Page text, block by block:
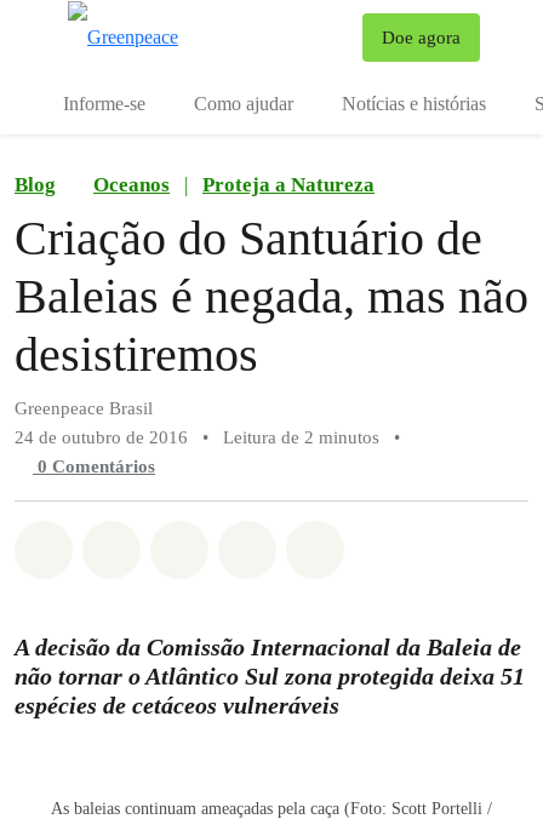
Doe agora
Informe-se Como ajudar Notícias e histórias
Blog Oceanos | Proteja a Natureza
Criação do Santuário de
Baleias é negada, mas não
desistiremos
Greenpeace Brasil
24 de outubro de 2016
• Leitura de 2 minutos
•
0 Comentários
A decisão da Comissão Internacional da Baleia de
não tornar o Atlântico Sul zona protegida deixa 51
espécies de cetáceos vulneráveis
As baleias continuam ameaçadas pela caça (Foto: Scott Portelli /